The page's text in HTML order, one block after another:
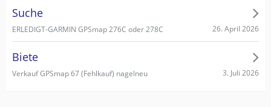
Suche
ERLEDIGT-GARMIN GPSmap 276C oder 278C 26. April 2026
Biete
Verkauf GPSmap 67 (Fehlkauf) nagelneu 3. Juli 2026